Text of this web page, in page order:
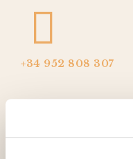
+34 952 808 307